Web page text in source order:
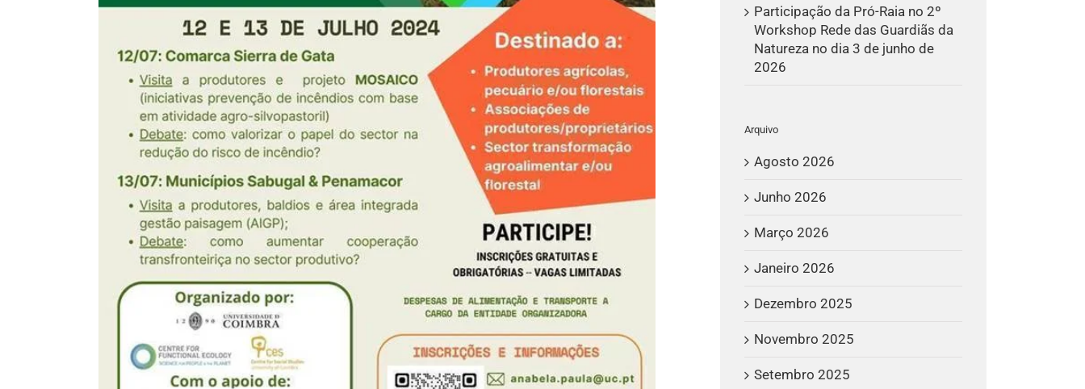
Participação da Pró-Raia no 2º
Workshop Rede das Guardiãs da
Natureza no dia 3 de junho de
2026
Arquivo
Agosto 2026
Junho 2026
Março 2026
Janeiro 2026
Dezembro 2025
Novembro 2025
Setembro 2025